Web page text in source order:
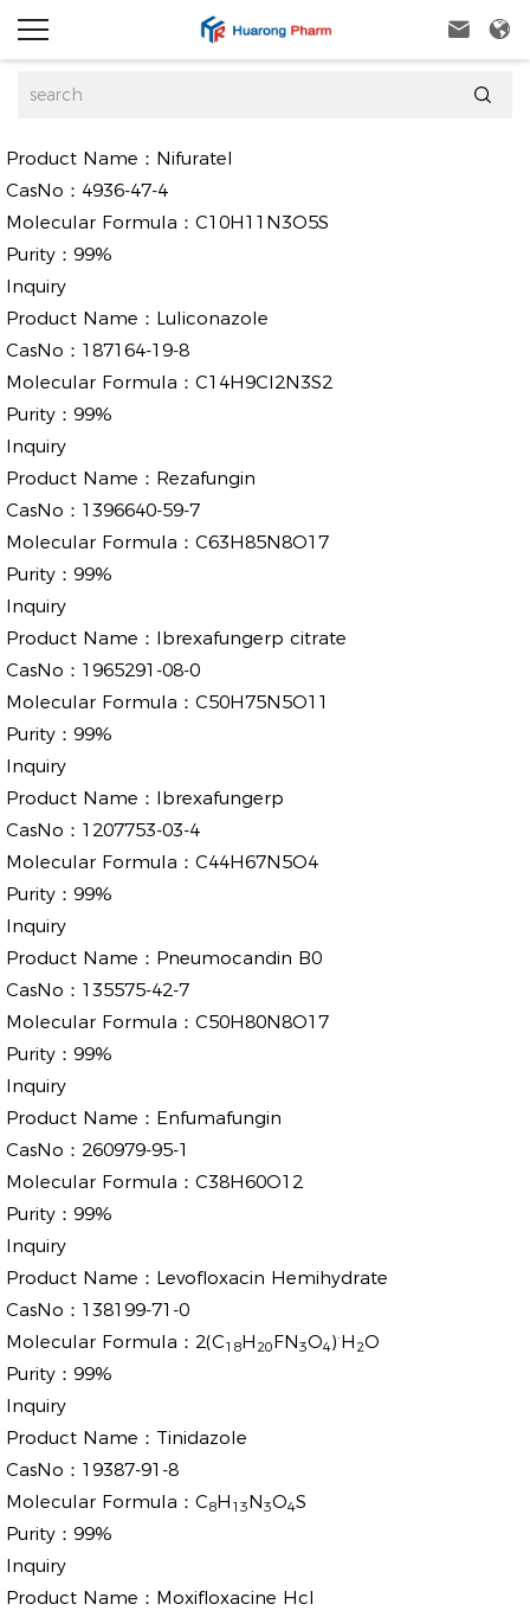
 

Product Name： Nifuratel
CasNo： 4936-47-4
Molecular Formula： C10H11N3O5S
Purity： 99%
Inquiry
Product Name： Luliconazole
CasNo： 187164-19-8
Molecular Formula： C14H9Cl2N3S2
Purity： 99%
Inquiry
Product Name： Rezafungin
CasNo： 1396640-59-7
Molecular Formula： C63H85N8O17
Purity： 99%
Inquiry
Product Name： Ibrexafungerp citrate
CasNo： 1965291-08-0
Molecular Formula： C50H75N5O11
Purity： 99%
Inquiry
Product Name： Ibrexafungerp
CasNo： 1207753-03-4
Molecular Formula： C44H67N5O4
Purity： 99%
Inquiry
Product Name： Pneumocandin B0
CasNo： 135575-42-7
Molecular Formula： C50H80N8O17
Purity： 99%
Inquiry
Product Name： Enfumafungin
CasNo： 260979-95-1
Molecular Formula： C38H60O12
Purity： 99%
Inquiry
Product Name： Levofloxacin Hemihydrate
CasNo： 138199-71-0
Molecular Formula： 2(C18H 20FN3O4).H 2O
Purity： 99%
Inquiry
Product Name： Tinidazole
CasNo： 19387-91-8
Molecular Formula： C8H 13N3O4S
Purity： 99%
Inquiry
Product Name： Moxifloxacine Hcl